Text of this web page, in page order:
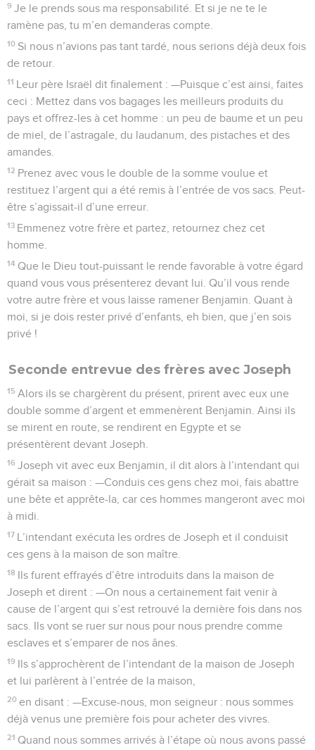
9 Je le prends sous ma responsabilité. Et si je ne te le
ramène pas, tu m’en demanderas compte.
10 Si nous n’avions pas tant tardé, nous serions déjà deux fois
de retour.
11 Leur père Israël dit finalement : —Puisque c’est ainsi, faites
ceci : Mettez dans vos bagages les meilleurs produits du
pays et offrez-les à cet homme : un peu de baume et un peu
de miel, de l’astragale, du laudanum, des pistaches et des
amandes.
12 Prenez avec vous le double de la somme voulue et
restituez l’argent qui a été remis à l’entrée de vos sacs. Peut-
être s’agissait-il d’une erreur.
13 Emmenez votre frère et partez, retournez chez cet
homme.
14 Que le Dieu tout-puissant le rende favorable à votre égard
quand vous vous présenterez devant lui. Qu’il vous rende
votre autre frère et vous laisse ramener Benjamin. Quant à
moi, si je dois rester privé d’enfants, eh bien, que j’en sois
privé !
Seconde entrevue des frères avec Joseph
15 Alors ils se chargèrent du présent, prirent avec eux une
double somme d’argent et emmenèrent Benjamin. Ainsi ils
se mirent en route, se rendirent en Egypte et se
présentèrent devant Joseph.
16 Joseph vit avec eux Benjamin, il dit alors à l’intendant qui
gérait sa maison : —Conduis ces gens chez moi, fais abattre
une bête et apprête-la, car ces hommes mangeront avec moi
à midi.
17 L’intendant exécuta les ordres de Joseph et il conduisit
ces gens à la maison de son maître.
18 Ils furent effrayés d’être introduits dans la maison de
Joseph et dirent : —On nous a certainement fait venir à
cause de l’argent qui s’est retrouvé la dernière fois dans nos
sacs. Ils vont se ruer sur nous pour nous prendre comme
esclaves et s’emparer de nos ânes.
19 Ils s’approchèrent de l’intendant de la maison de Joseph
et lui parlèrent à l’entrée de la maison,
20 en disant : —Excuse-nous, mon seigneur : nous sommes
déjà venus une première fois pour acheter des vivres.
21 Quand nous sommes arrivés à l’étape où nous avons passé